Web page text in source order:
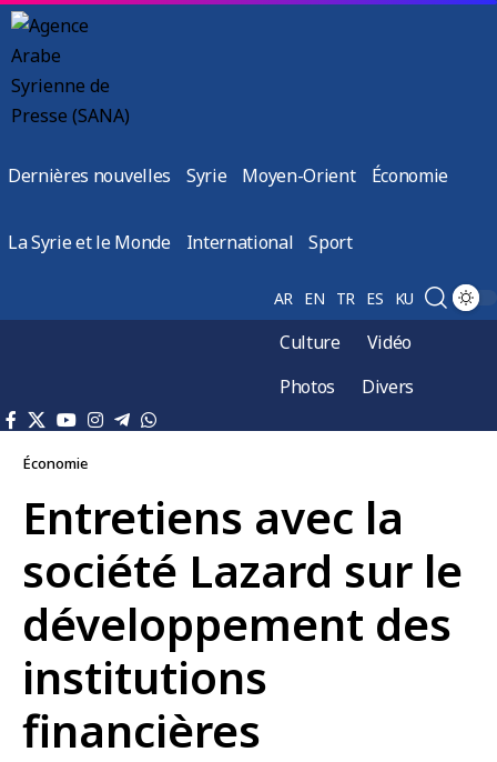
Dernières nouvelles Syrie Moyen-Orient Économie
La Syrie et le Monde International Sport
AR EN TR ES KU
Culture
Vidéo
Photos
Divers
Économie
Entretiens avec la
société Lazard sur le
développement des
institutions
financières